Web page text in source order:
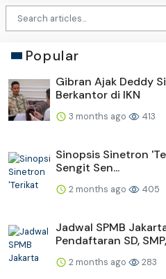
Popular
Gibran Ajak Deddy
Berkantor di IKN
3 months ago 413
Sinopsis Sinetron
Sengit Sen...
2 months ago 405
Jadwal SPMB
Pendaftaran SD,
2 months ago 283